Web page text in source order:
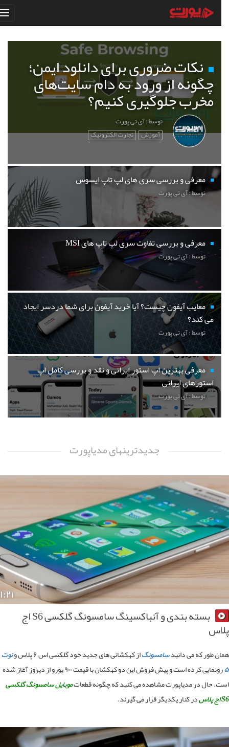
نکات ضروری برای دانلود ایمن؛
چگونه از ورود به دام سایت‌های
مخرب جلوگیری کنیم؟
توسط : آی تی پورت
آموزش تجارت الکترونیک
معرفی و بررسی سری های لپ تاپ ایسوس
توسط : آی تی پورت
معرفی و بررسی تفاوت سری لپ تاپ های MSI
توسط : آی تی پورت
معایب آیفون چیست؟ آیا خرید آیفون برای شما دردسر ایجاد
می کند؟
توسط : آی تی پورت
معرفی بهترین اپ استور ایرانی و نقد و بررسی کامل اپ
استورهای ایرانی
توسط : آی تی پورت
جدیدترینهای مدیاپورت
۱:۲۱
بسته بندی و آنباکسینگ سامسونگ گلکسی S6 اج
طور که می دانیدسامسونگاز کهکشانی های جدید خود گلکسی اس ۶ پلاس و نوت
رونمایی کرده است و پیش فروش این دو کهکشان با قیمت ۹۰۰ یورو از دیروز آغاز شده
حال در مدیاپورت مشاهده می کنید که چگونه قطعاتموبایل سامسونگ گلکسی
در کنار یکدیگر قرار می گیرند.